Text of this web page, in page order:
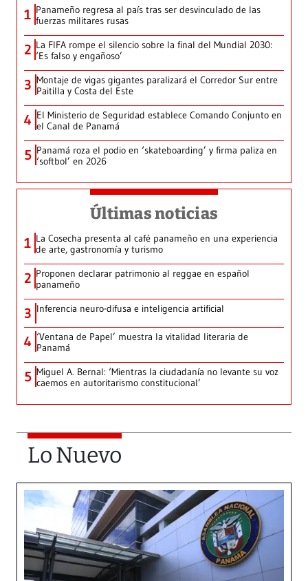
1 Panameño regresa al país tras ser desvinculado de las
fuerzas militares rusas
2 La FIFA rompe el silencio sobre la final del Mundial 2030:
‘Es falso y engañoso’
3 Montaje de vigas gigantes paralizará el Corredor Sur entre
Paitilla y Costa del Este
4 El Ministerio de Seguridad establece Comando Conjunto en
el Canal de Panamá
5 Panamá roza el podio en ‘skateboarding’ y firma paliza en
‘softbol’ en 2026
Últimas noticias
1 La Cosecha presenta al café panameño en una experiencia
de arte, gastronomía y turismo
2 Proponen declarar patrimonio al reggae en español
panameño
3 Inferencia neuro-difusa e inteligencia artificial
4 ‘Ventana de Papel’ muestra la vitalidad literaria de
Panamá
5 Miguel A. Bernal: ‘Mientras la ciudadanía no levante su voz
caemos en autoritarismo constitucional’
Lo Nuevo